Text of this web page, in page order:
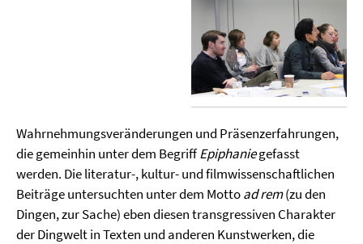
Wahrnehmungsveränderungen und Präsenzerfahrungen,
die gemeinhin unter dem BegriffEpiphaniegefasst
werden. Die literatur-, kultur- und filmwissenschaftlichen
Beiträge untersuchten unter dem Mottoad rem(zu den
Dingen, zur Sache) eben diesen transgressiven Charakter
der Dingwelt in Texten und anderen Kunstwerken, die